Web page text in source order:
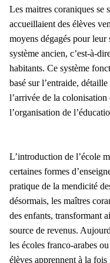
Les maitres coraniques se
accueillaient des élèves
moyens dégagés pour leur
système ancien, c’est-à-
habitants. Ce système
basé sur l’entraide,
l’arrivée de la
l’organisation de
L’introduction de l’école
certaines formes
pratique de la mendicité
désormais, les maîtres
des enfants, transformant
source de revenus.
les écoles franco-arabes
élèves apprennent à la